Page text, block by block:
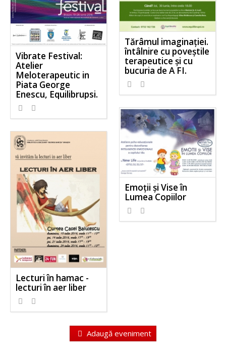
Tărâmul imaginației.
întâlnire cu poveștile
terapeutice și cu
bucuria de A FI.
Vibrate Festival:
Atelier
Meloterapeutic in
Piata George
Enescu, Equilibrupsi.
Emoții și Vise în
Lumea Copiilor
Lecturi în hamac -
lecturi în aer liber
Adaugă eveniment